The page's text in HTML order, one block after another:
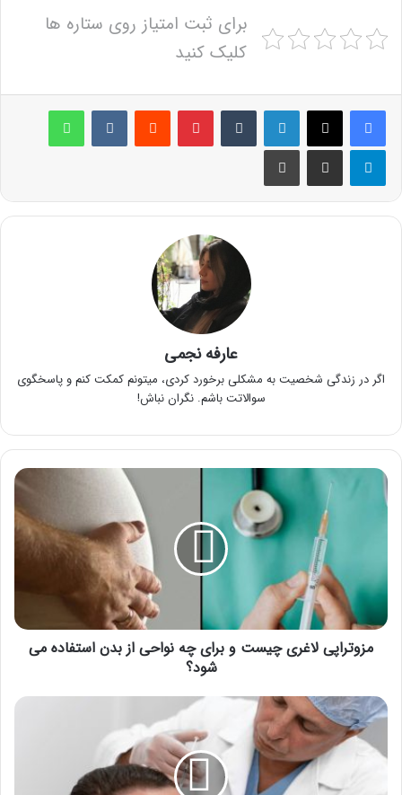
برای ثبت امتیاز روی ستاره ها
کلیک کنید
لینکدین ‫تامبلر پینترست‫رددیت ‫VKontakteواتس آپ
تلگرام اشتراک گذاری از طریق ایمیل چاپ
عارفه نجمی
اگر در زندگی شخصیت به مشکلی برخورد کردی، میتونم کمکت کنم و پاسخگوی
سوالاتت باشم. نگران نباش!
مزوتراپی
لاغری
چه
نواحی
از
بدن
استفاده
مزوتراپی لاغری چیست و برای چه نواحی از بدن استفاده می
شود؟
پی
آر
چیست